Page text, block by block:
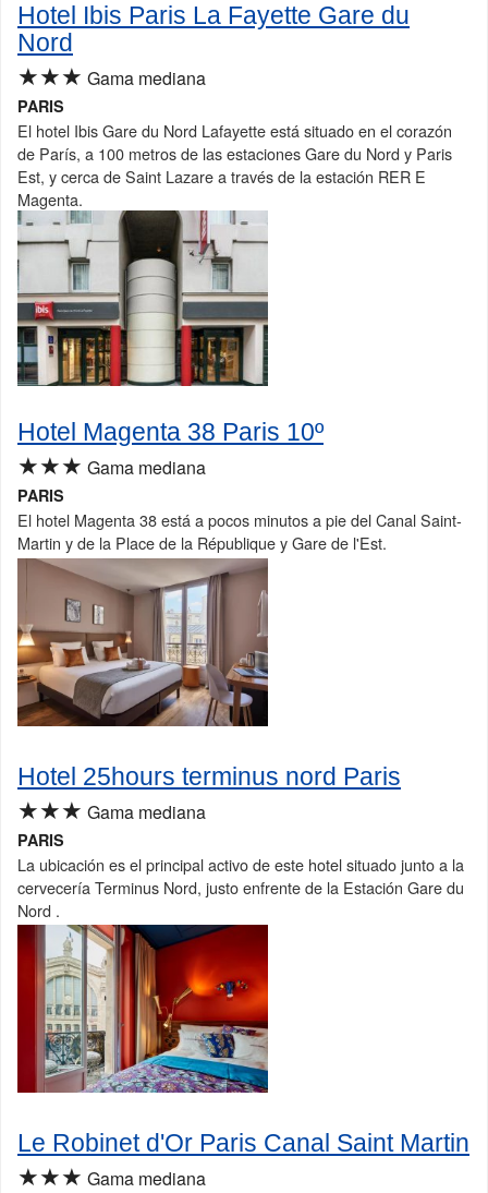
Hotel Ibis Paris La Fayette Gare du
Nord
★★★ Gama mediana
PARIS
El hotel Ibis Gare du Nord Lafayette está situado en el corazón
de París, a 100 metros de las estaciones Gare du Nord y Paris
Est, y cerca de Saint Lazare a través de la estación RER E
Magenta.
Hotel Magenta 38 Paris 10º
★★★ Gama mediana
PARIS
El hotel Magenta 38 está a pocos minutos a pie del Canal Saint-
Martin y de la Place de la République y Gare de l'Est.
Hotel 25hours terminus nord Paris
★★★ Gama mediana
PARIS
La ubicación es el principal activo de este hotel situado junto a la
cervecería Terminus Nord, justo enfrente de la Estación Gare du
Nord .
Le Robinet d'Or Paris Canal Saint Martin
★★★ Gama mediana